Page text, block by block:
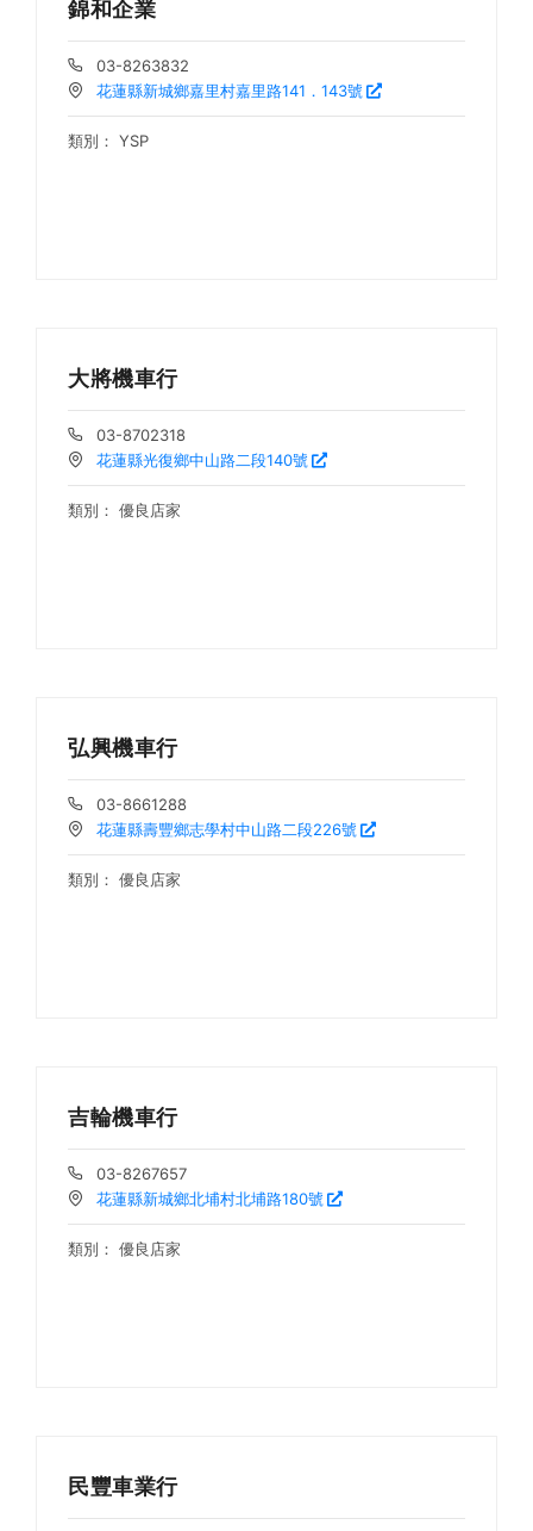
錦和企業
03-8263832
花蓮縣新城鄉嘉里村嘉里路141．143號
類別： YSP
大將機車行
03-8702318
花蓮縣光復鄉中山路二段140號
類別： 優良店家
弘興機車行
03-8661288
花蓮縣壽豐鄉志學村中山路二段226號
類別： 優良店家
吉輪機車行
03-8267657
花蓮縣新城鄉北埔村北埔路180號
類別： 優良店家
民豐車業行